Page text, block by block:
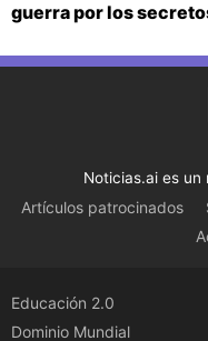
guerra por los
Noticias.ai es un
Artículos patrocinados
Educación 2.0
Dominio Mundial